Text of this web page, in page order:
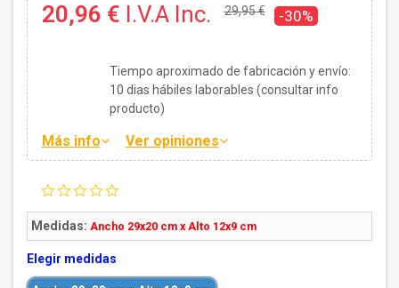
20,96 € I.V.A Inc. 29,95 € -30%
Tiempo aproximado de fabricación y envío:
10 dias hábiles laborables (consultar info
producto)
Más info Ver opiniones
rating
Medidas: Ancho 29x20 cm x Alto 12x9 cm
Elegir medidas